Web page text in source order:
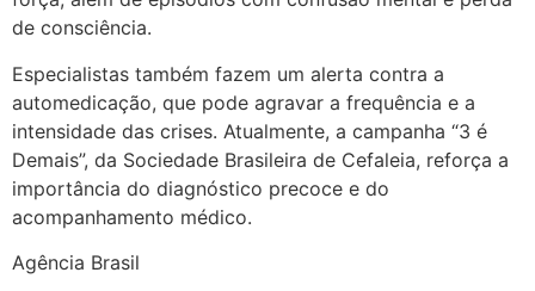
de consciência.
Especialistas também fazem um alerta contra a
automedicação, que pode agravar a frequência e a
intensidade das crises. Atualmente, a campanha “3 é
Demais”, da Sociedade Brasileira de Cefaleia, reforça a
importância do diagnóstico precoce e do
acompanhamento médico.
Agência Brasil